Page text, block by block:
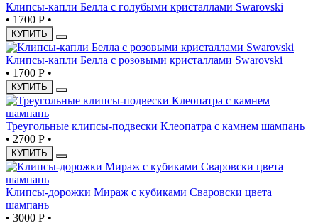
Клипсы-капли Белла с голубыми кристаллами Swarovski
• 1700 Р •
КУПИТЬ
Клипсы-капли Белла с розовыми кристаллами Swarovski
• 1700 Р •
КУПИТЬ
Треугольные клипсы-подвески Клеопатра с камнем шампань
• 2700 Р •
КУПИТЬ
Клипсы-дорожки Мираж с кубиками Сваровски цвета
шампань
• 3000 Р •